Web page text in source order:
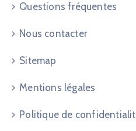
Questions fréquentes
Nous contacter
Sitemap
Mentions légales
Politique de